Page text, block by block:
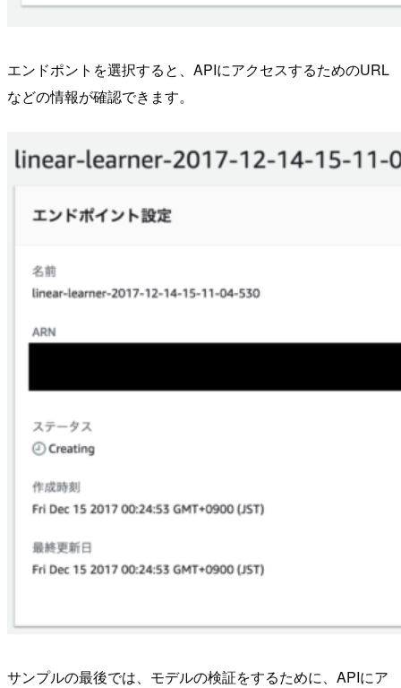
エンドポントを選択すると、APIにアクセスするためのURL
などの情報が確認できます。
サンプルの最後では、モデルの検証をするために、APIにア